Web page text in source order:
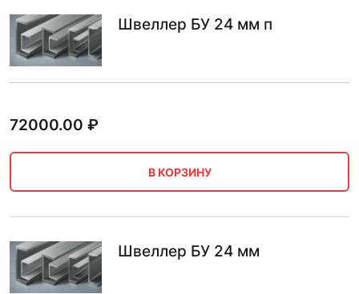
Швеллер БУ 24 мм п
72000.00 ₽
В КОРЗИНУ
Швеллер БУ 24 мм